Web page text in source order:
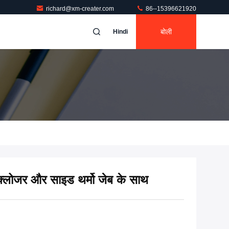
richard@xm-creater.com 86--15396621920
Hindi बोली
और साइड थर्मो जेब के साथ